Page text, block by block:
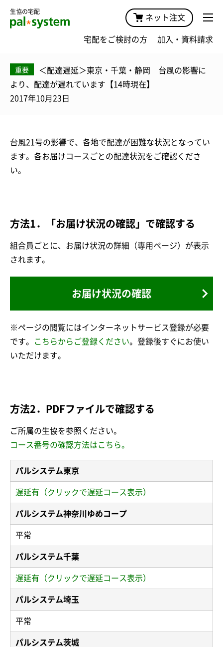
生協の宅配
ネット注文
宅配をご検討の方 加入・資料請求
重要
＜配達遅延＞東京・千葉・静岡 台風の影響に
より、配達が遅れています【14時現在】
2017年10月23日
台風21号の影響で、各地で配達が困難な状況となってい
ます。各お届けコースごとの配達状況をご確認くださ
い。
方法1．「お届け状況の確認」で確認する
組合員ごとに、お届け状況の詳細（専用ページ）が表示
されます。
お届け状況の確認
※ページの閲覧にはインターネットサービス登録が必要
です。
こちらからご登録ください。登録後すぐにお使い
いただけます。
方法2．PDFファイルで確認する
ご所属の生協を参照ください。
コース番号の確認方法はこちら。
パルシステム東京
遅延有（クリックで遅延コース表示）
パルシステム神奈川ゆめコープ
平常
パルシステム千葉
遅延有（クリックで遅延コース表示）
パルシステム埼玉
平常
パルシステム茨城